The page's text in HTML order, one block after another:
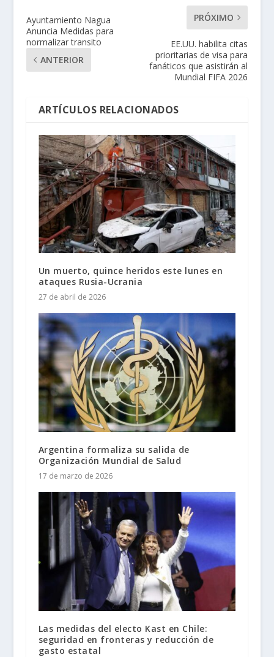
Ayuntamiento Nagua
Anuncia Medidas para
normalizar transito
ANTERIOR
PRÓXIMO
EE.UU. habilita citas
prioritarias de visa para
fanáticos que asistirán al
Mundial FIFA 2026
ARTÍCULOS RELACIONADOS
Un muerto, quince heridos este lunes en
ataques Rusia-Ucrania
27 de abril de 2026
Argentina formaliza su salida de
Organización Mundial de Salud
17 de marzo de 2026
Las medidas del electo Kast en Chile:
seguridad en fronteras y reducción de
gasto estatal